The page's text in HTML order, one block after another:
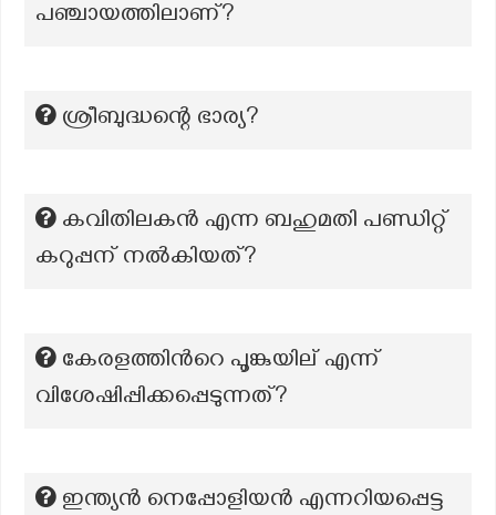
പഞ്ചായത്തിലാണ്?
ശ്രീബുദ്ധന്റെ ഭാര്യ?
കവിതിലകൻ എന്ന ബഹുമതി പണ്ഡിറ്റ്
കറുപ്പന് നൽകിയത്?
കേരളത്തിന്‍റെ പൂങ്കുയില് എന്ന്
വിശേഷിപ്പിക്കപ്പെടുന്നത്‍?
ഇന്ത്യൻ നെപ്പോളിയൻ എന്നറിയപ്പെട്ട